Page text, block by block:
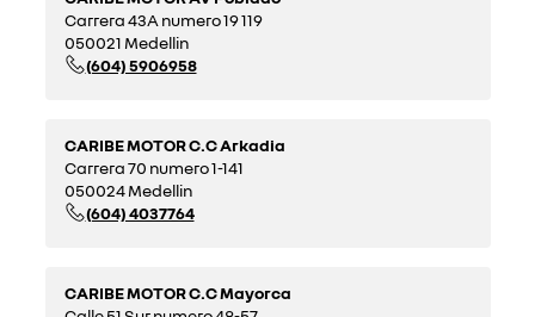
Carrera 43A numero 19 119
050021 Medellin
(604) 5906958
CARIBE MOTOR C.C Arkadia
Carrera 70 numero 1-141
050024 Medellin
(604) 4037764
CARIBE MOTOR C.C Mayorca